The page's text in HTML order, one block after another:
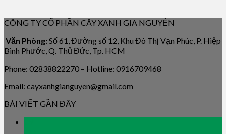
CÔNG TY CỔ PHẦN CÂY XANH GIA NGUYỄN
Văn Phòng: Số 61, Đường số 12, Khu Đô Thị Vạn Phúc, P. Hiệp
Bình Phước, Q. Thủ Đức, Tp. HCM
Phone: 02838822270 – Hotline: 0916709468
Email: cayxanhgianguyen@gmail.com
BÀI VIẾT GẦN ĐÂY